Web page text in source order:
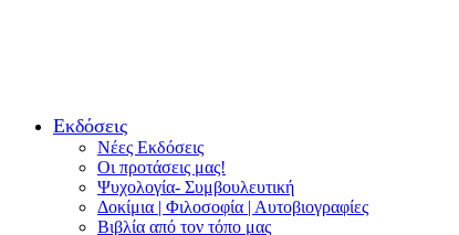
Εκδόσεις
Νέες Εκδόσεις
Οι προτάσεις μας!
Ψυχολογία- Συμβουλευτική
Δοκίμια | Φιλοσοφία | Αυτοβιογραφίες
Βιβλία από τον τόπο μας